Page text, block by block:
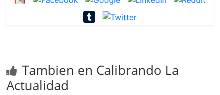
Tambien en Calibrando La
Actualidad